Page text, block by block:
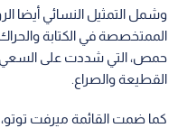
الممتخصصة في الكتابة
حمص، التي شددت على السعي
القطيعة والصراع.
كما ضمت القائمة ميرفت توتو،